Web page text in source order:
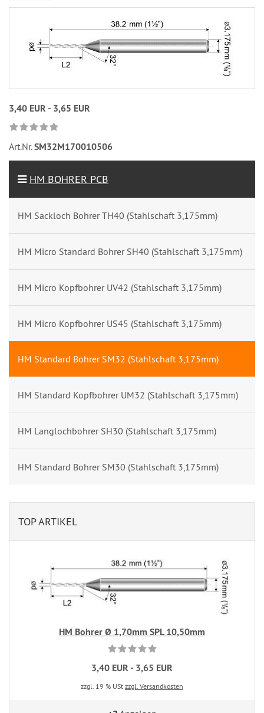
3,40 EUR - 3,65 EUR
Art.Nr.SM32M170010506
HM BOHRER PCB
HM Sackloch Bohrer TH40 (Stahlschaft 3,175mm)
HM Micro Standard Bohrer SH40 (Stahlschaft 3,175mm)
HM Micro Kopfbohrer UV42 (Stahlschaft 3,175mm)
HM Micro Kopfbohrer US45 (Stahlschaft 3,175mm)
HM Standard Bohrer SM32 (Stahlschaft 3,175mm)
HM Standard Kopfbohrer UM32 (Stahlschaft 3,175mm)
HM Langlochbohrer SH30 (Stahlschaft 3,175mm)
HM Standard Bohrer SM30 (Stahlschaft 3,175mm)
TOP ARTIKEL
HM Bohrer Ø 1,70mm SPL 10,50mm
3,40 EUR - 3,65 EUR
zzgl. 19 % USt zzgl. Versandkosten